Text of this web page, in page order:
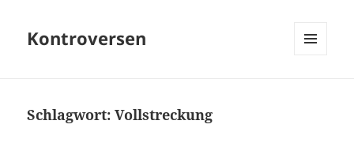
Kontroversen
Schlagwort:Vollstreckung